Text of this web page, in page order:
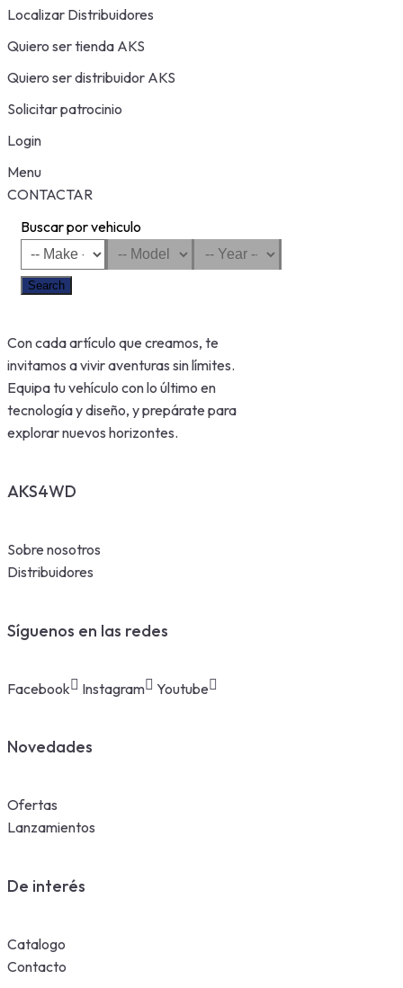
Localizar Distribuidores
Quiero ser tienda AKS
Quiero ser distribuidor AKS
Solicitar patrocinio
Login
Menu
CONTACTAR
Buscar por vehiculo
Search
Con cada artículo que creamos, te
invitamos a vivir aventuras sin límites.
Equipa tu vehículo con lo último en
tecnología y diseño, y prepárate para
explorar nuevos horizontes.
AKS4WD
Sobre nosotros
Distribuidores
Síguenos en las redes
Facebook Instagram Youtube
Novedades
Ofertas
Lanzamientos
De interés
Catalogo
Contacto